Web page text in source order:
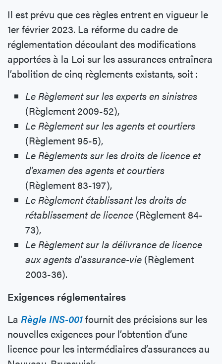
Il est prévu que ces règles entrent en vigueur le
1er février 2023. La réforme du cadre de
réglementation découlant des modifications
apportées à la Loi sur les assurances entraînera
l’abolition de cinq règlements existants, soit :
Le Règlement sur les experts en sinistres
(Règlement 2009-52),
Le Règlement sur les agents et courtiers
(Règlement 95-5),
Le Règlements sur les droits de licence et
d’examen des agents et courtiers
(Règlement 83-197),
Le Règlement établissant les droits de
rétablissement de licence (Règlement 84-
73),
Le Règlement sur la délivrance de licence
aux agents d’assurance-vie (Règlement
2003-36).
Exigences réglementaires
La Règle INS-001fournit des précisions sur les
nouvelles exigences pour l’obtention d’une
licence pour les intermédiaires d’assurances au